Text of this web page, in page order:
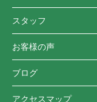
スタッフ
お客様の声
ブログ
アクセスマップ